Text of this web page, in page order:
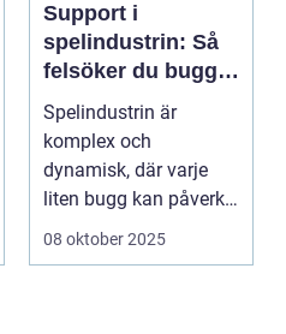
Support i
spelindustrin: Så
felsöker du buggar
och förbättrar
spelupplevelsen
Spelindustrin är
komplex och
dynamisk, där varje
liten bugg kan påverka
spelupplevel...
08 oktober 2025